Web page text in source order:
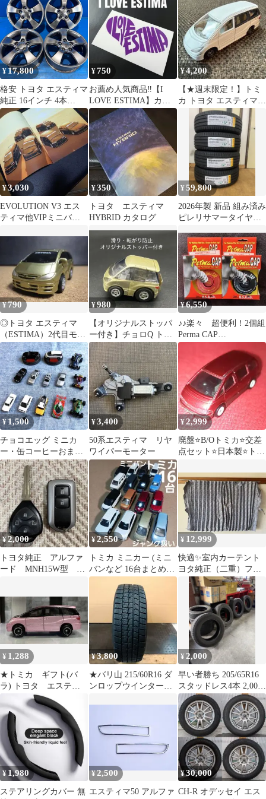
ッド
パネル搭載
¥17,800
格安 トヨタ エスティマ
純正 16インチ 4本
6.5J+50 5H114.3 ハイグ
ロス ヴォクシー ノア
エスクァイア 流用 スタ
ッドレス用 車検
¥750
お薦め人気商品‼️【I
LOVE ESTIMA】カッ
ティングステッカー
¥4,200
【★週末限定！】トミ
カ トヨタ エスティマ
ホワイト ミニカー
No.99 美品
¥3,030
EVOLUTION V3 エス
ティマ他VIPミニバン
¥350
トヨタ エスティマ
HYBRID カタログ
¥59,800
2026年製 新品 組み済み
ピレリサマータイヤ
¥790
◎トヨタ エスティマ
（ESTIMA）2代目モデ
ル：プルバックミニカ
ー☆ドウシシャ
¥980
【オリジナルストッパ
ー付き】チョロQ トヨ
タ エスティマ ゴールド
中古 希少
¥6,550
♪♪楽々 超便利！2個組
Perma CAP
BLACK&RED 給油口キ
¥1,500
チョコエッグ ミニカ
ー・缶コーヒーおまけ
ミニカー・その他ミニ
カーまとめ売り
¥3,400
50系エスティマ リヤ
ワイパーモーター
¥2,999
廃盤⭐️B/Oトミカ⭐️交差
点セット⭐️日本製⭐️トヨ
¥2,000
トヨタ純正 アルファ
ード MNH15W型 キ
¥2,550
トミカ ミニカー (ミニ
バンなど 16台まとめ売
り！)ジャンク扱い
¥ 12,999
快適✨室内カーテント
ヨタ純正（二重）フォ
ーマルプリーツ 車
カーテン
¥ 1,288
★トミカ ギフト(バ
ラ) トヨタ エスティ
¥3,800
★バリ山 215/60R16 ダ
ンロップウインターマ
¥ 2,000
早い者勝ち 205/65R16
スタッドレス4本 2,000
円
¥ 1,980
ステアリングカバー 無
¥2,500
エスティマ50 アルファ
¥30,000
CH-R オデッセイ エス